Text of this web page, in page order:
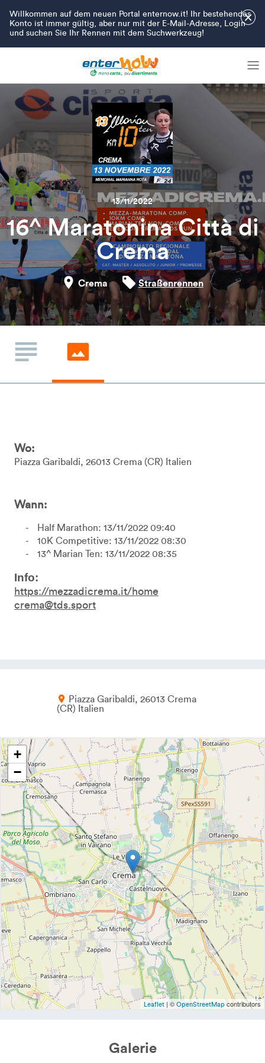
×
Willkommen auf dem neuen Portal enternow.it! Ihr bestehendes
Konto ist immer gültig, aber nur mit der E-Mail-Adresse, Login
und suchen Sie Ihr Rennen mit dem Suchwerkzeug!
13/11/2022
16^ Maratonina Città di
Crema
Crema Straßenrennen
Wo:
Piazza Garibaldi 26013 Crema CR Italien
Wann:
Half Marathon: 13/11/2022 09:40
10K Competitive: 13/11/2022 08:30
13^ Marian Ten: 13/11/2022 08:35
Info:
https://mezzadicrema.it/home
crema@tds.sport
Piazza Garibaldi 26013 Crema
CR Italien
+
−
Leaflet | © OpenStreetMap contributors
Galerie